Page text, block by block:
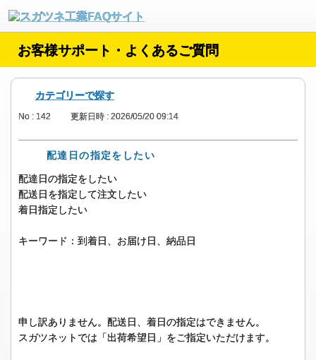
お客様サポート・よくあるご質問
カテゴリーで探す
No : 142 更新日時 : 2026/05/20 09:14
配達日の指定をしたい
配達日の指定をしたい
配送日を指定して注文したい
着日指定したい
キーワード：到着日、お届け日、納品日
申し訳ありません。配送日、着日の指定はできません。
スガツネットでは「出荷希望日」をご指定いただけます。